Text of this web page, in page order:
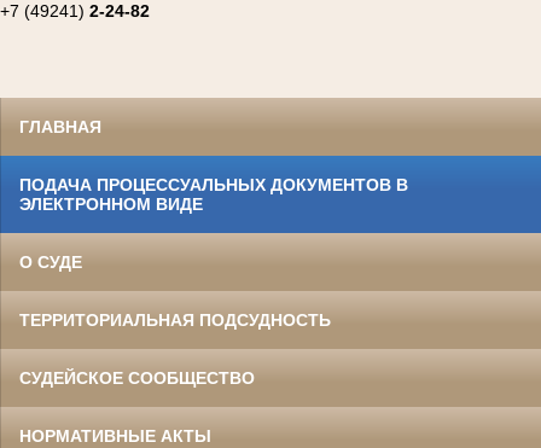
+7 (49241) 2-24-82
ГЛАВНАЯ
ПОДАЧА ПРОЦЕССУАЛЬНЫХ ДОКУМЕНТОВ В
ЭЛЕКТРОННОМ ВИДЕ
О СУДЕ
ТЕРРИТОРИАЛЬНАЯ ПОДСУДНОСТЬ
СУДЕЙСКОЕ СООБЩЕСТВО
НОРМАТИВНЫЕ АКТЫ